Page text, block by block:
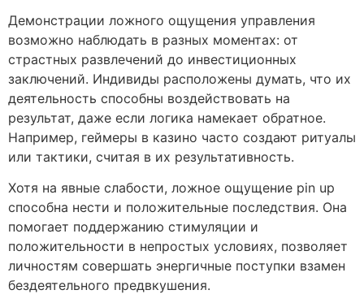
Демонстрации ложного ощущения управления
возможно наблюдать в разных моментах: от
страстных развлечений до инвестиционных
заключений. Индивиды расположены думать, что их
деятельность способны воздействовать на
результат, даже если логика намекает обратное.
Например, геймеры в казино часто создают ритуалы
или тактики, считая в их результативность.
Хотя на явные слабости, ложное ощущение pin up
способна нести и положительные последствия. Она
помогает поддержанию стимуляции и
положительности в непростых условиях, позволяет
личностям совершать энергичные поступки взамен
бездеятельного предвкушения.